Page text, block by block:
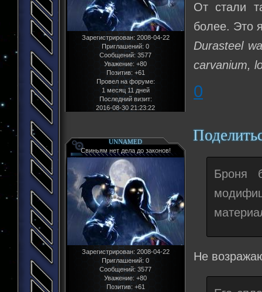
Зарегистрирован: 2008-04-22
Приглашений: 0
Сообщений: 3577
Уважение: +80
Позитив: +61
Провел на форуме:
1 месяц 11 дней
Последний визит:
2016-08-30 21:23:22
От стали
более. Это
Durasteel
carvanium,
0
UNNAMED
Свиньям нет дела до законов!
Зарегистрирован: 2008-04-22
Приглашений: 0
Сообщений: 3577
Уважение: +80
Позитив: +61
Броня
Не